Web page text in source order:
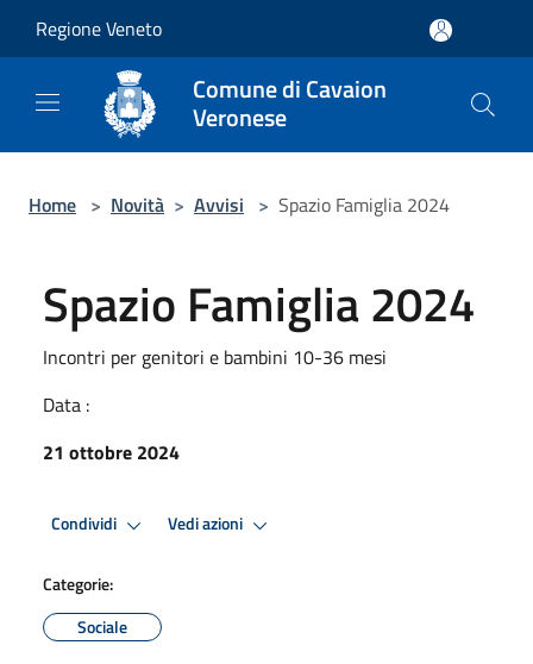
Regione Veneto
Comune di Cavaion
Veronese
Home > Novità > Avvisi > Spazio Famiglia 2024
Spazio Famiglia 2024
Incontri per genitori e bambini 10-36 mesi
Data :
21 ottobre 2024
Condividi Vedi azioni
Categorie:
Sociale